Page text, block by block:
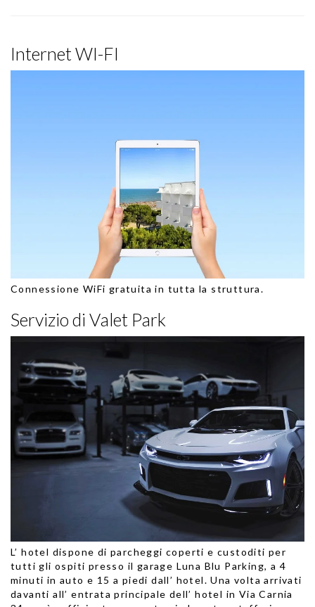
Internet WI-FI
Connessione WiFi gratuita in tutta la struttura.
Servizio di Valet Park
L’ hotel dispone di parcheggi coperti e custoditi per
tutti gli ospiti presso il garage Luna Blu Parking, a 4
minuti in auto e 15 a piedi dall’ hotel. Una volta arrivati
davanti all’ entrata principale dell’ hotel in Via Carnia